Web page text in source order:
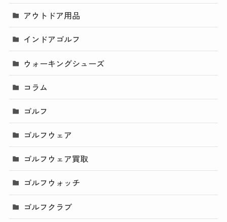
アウトドア用品
インドアゴルフ
ウォーキングシューズ
コラム
ゴルフ
ゴルフウェア
ゴルフウェア買取
ゴルフウォッチ
ゴルフクラブ